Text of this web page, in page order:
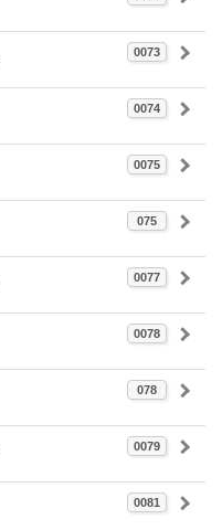
0073
0074
0075
075
0077
0078
078
0079
0081